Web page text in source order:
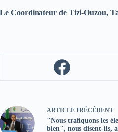
Le Coordinateur de Tizi-Ouzou,
ARTICLE PRÉCÉDENT
"Nous trafiquons les
bien", nous disent-ils,